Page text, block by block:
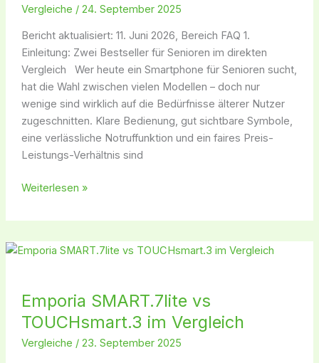
Vergleiche / 24. September 2025
Bericht aktualisiert: 11. Juni 2026, Bereich FAQ 1.
Einleitung: Zwei Bestseller für Senioren im direkten
Vergleich Wer heute ein Smartphone für Senioren sucht,
hat die Wahl zwischen vielen Modellen – doch nur
wenige sind wirklich auf die Bedürfnisse älterer Nutzer
zugeschnitten. Klare Bedienung, gut sichtbare Symbole,
eine verlässliche Notruffunktion und ein faires Preis-
Leistungs-Verhältnis sind
Welche
bessere
Senioren
2025?
Weiterlesen »
Emporia SMART.7lite vs
TOUCHsmart.3 im Vergleich
Vergleiche / 23. September 2025
Emporia
TOUCHsmart.3
im